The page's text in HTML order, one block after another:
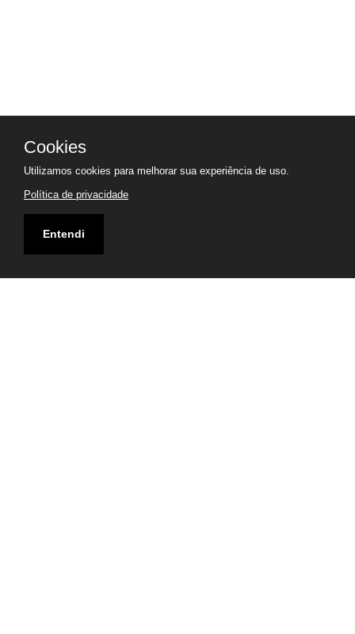
Cookies
Utilizamos cookies para melhorar sua experiência de uso.
Política de privacidade
Entendi